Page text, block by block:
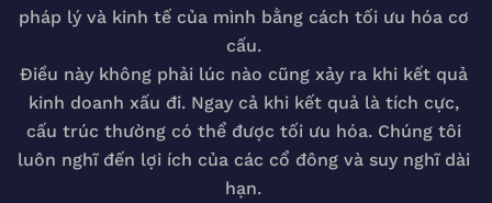
pháp lý và kinh tế của mình bằng cách tối ưu hóa cơ
cấu.
Điều này không phải lúc nào cũng xảy ra khi kết quả
kinh doanh xấu đi. Ngay cả khi kết quả là tích cực,
cấu trúc thường có thể được tối ưu hóa. Chúng tôi
luôn nghĩ đến lợi ích của các cổ đông và suy nghĩ dài
hạn.